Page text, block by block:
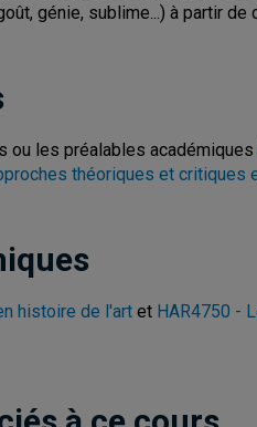
génie, sublime...) à partir de
ou les préalables académiques
théoriques et critiques
histoire de l'art et HAR4750 -